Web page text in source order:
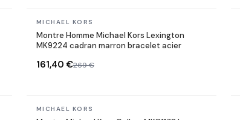
En stock
MICHAEL KORS
Montre Homme Michael Kors Lexington
MK9224 cadran marron bracelet acier
161,40 €269 €
En stock
MICHAEL KORS